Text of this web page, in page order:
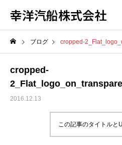
幸洋汽船株式会社
ブログ cropped-
cropped-
2016.12.13
この記事のタイトルと